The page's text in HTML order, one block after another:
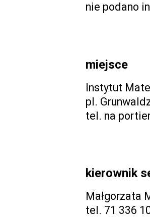
nie podano
miejsce
Instytut
pl.
tel. na
kierownik
Małgorzata
tel. 71 336